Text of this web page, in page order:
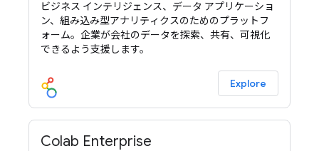
ビジネス インテリジェンス、データ アプリケーショ
ン、組み込み型アナリティクスのためのプラットフ
ォーム。企業が会社のデータを探索、共有、可視化
できるよう支援します。
Explore
Colab Enterprise